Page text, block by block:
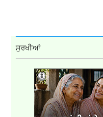
ਸੁਰਖੀਆਂ